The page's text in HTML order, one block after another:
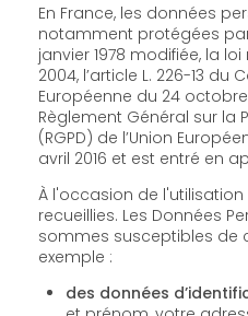
En France, les données
notamment protégées
janvier 1978 modifiée, la loi n° 2004-801 du 6 août
2004, l’article L. 226-13
Européenne du 24 octobre 1995 ; ainsi que par le
Règlement Général sur la
(RGPD) de l’Union Européenne qui a
avril 2016 et est entré en
À l'occasion de
recueillies. Les Données
sommes susceptibles de
exemple :
des données